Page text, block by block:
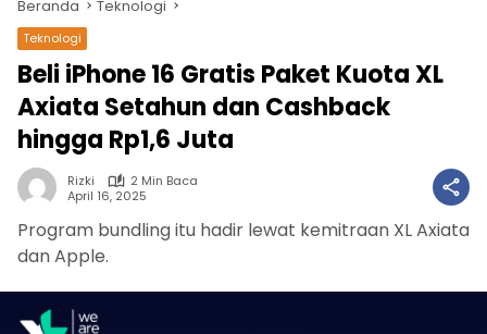
Beranda Teknologi
Teknologi
Beli iPhone 16 Gratis Paket Kuota XL
Axiata Setahun dan Cashback
hingga Rp1,6 Juta
Rizki
2 Min Baca
April 16, 2025
Program bundling itu hadir lewat kemitraan XL Axiata
dan Apple.